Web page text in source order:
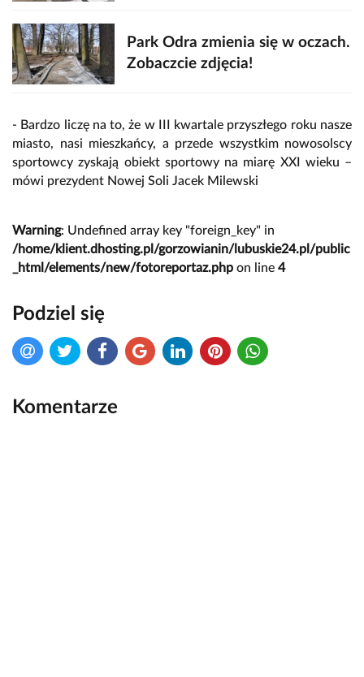
Park Odra zmienia się w oczach.
Zobaczcie zdjęcia!
- Bardzo liczę na to, że w III kwartale przyszłego roku nasze
miasto, nasi mieszkańcy, a przede wszystkim nowosolscy
sportowcy zyskają obiekt sportowy na miarę XXI wieku –
mówi prezydent Nowej Soli Jacek Milewski
Warning: Undefined array key "foreign_key" in
/home/klient.dhosting.pl/gorzowianin/lubuskie24.pl/public
_html/elements/new/fotoreportaz.php on line 4
Podziel się
Komentarze